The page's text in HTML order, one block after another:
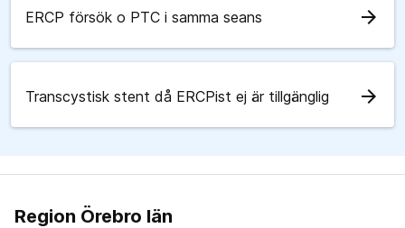
ERCP försök o PTC i samma seans arrow_forward
Transcystisk stent då ERCPist ej är tillgänglig arrow_forward
Region Örebro län